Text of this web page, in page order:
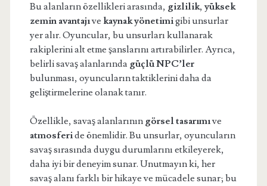
Bu alanların özellikleri arasında, gizlilik, yüksek
zemin avantajıve kaynak yönetimigibi unsurlar
yer alır. Oyuncular, bu unsurları kullanarak
rakiplerini alt etme şanslarını artırabilirler. Ayrıca,
belirli savaş alanlarında güçlü NPC’ler
bulunması, oyuncuların taktiklerini daha da
geliştirmelerine olanak tanır.
Özellikle, savaş alanlarının görsel tasarımıve
atmosferide önemlidir. Bu unsurlar, oyuncuların
savaş sırasında duygu durumlarını etkileyerek,
daha iyi bir deneyim sunar. Unutmayın ki, her
savaş alanı farklı bir hikaye ve mücadele sunar; bu